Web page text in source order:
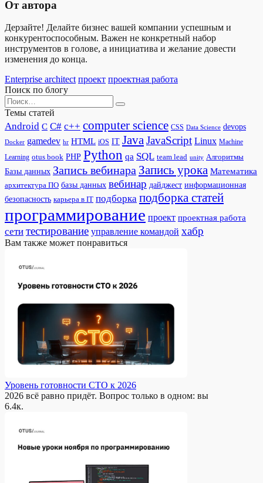
От автора
Дерзайте! Делайте бизнес вашей компании успешным и
конкурентоспособным. Важен не конкретный набор
инструментов в голове, а инициатива и желание довести
изменения до конца.
Enterprise architect проект проектная работа
Поиск по блогу
Search
for:
Темы статей
Android C C# c++ computer science CSS Data Science devops
Docker gamedev hr HTML iOS IT JavaJavaScript Linux Machine
Learning otus book PHP Python qa SQL team lead unity Алгоритмы
Базы данных Запись вебинара Запись урока Математика
архитектура ПО базы данных вебинар дайджест информационная
безопасность карьера в IT подборка подборка статей
программирование проект проектная работа
сети тестирование управление командой хабр
Вам также может понравиться
Уровень готовности CTO к 2026
2026 всё равно придёт. Вопрос только в одном: вы
6.4к.